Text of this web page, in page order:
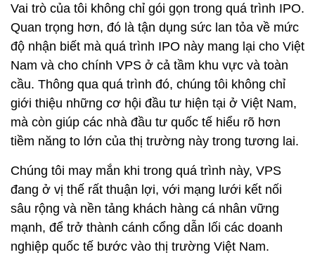
Vai trò của tôi không chỉ gói gọn trong quá trình IPO.
Quan trọng hơn, đó là tận dụng sức lan tỏa về mức
độ nhận biết mà quá trình IPO này mang lại cho Việt
Nam và cho chính VPS ở cả tầm khu vực và toàn
cầu. Thông qua quá trình đó, chúng tôi không chỉ
giới thiệu những cơ hội đầu tư hiện tại ở Việt Nam,
mà còn giúp các nhà đầu tư quốc tế hiểu rõ hơn
tiềm năng to lớn của thị trường này trong tương lai.
Chúng tôi may mắn khi trong quá trình này, VPS
đang ở vị thế rất thuận lợi, với mạng lưới kết nối
sâu rộng và nền tảng khách hàng cá nhân vững
mạnh, để trở thành cánh cổng dẫn lối các doanh
nghiệp quốc tế bước vào thị trường Việt Nam.